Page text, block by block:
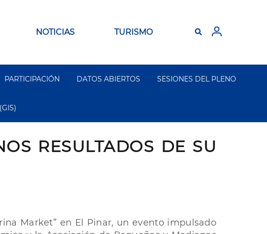
NOTICIAS TURISMO
PARTICIPACIÓN DATOS ABIERTOS SESIONES DEL PLENO
RESULTADOS DE SU
Market” en El Pinar, un evento impulsado